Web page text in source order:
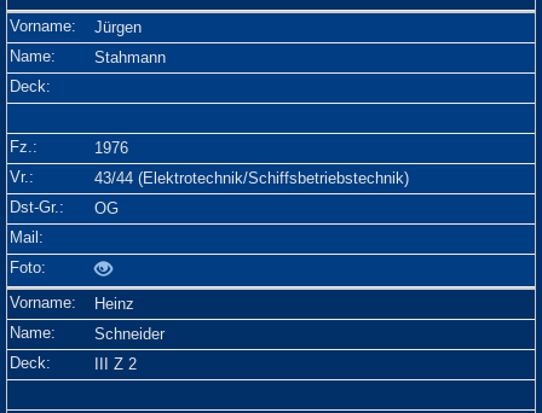
Jürgen
Stahmann
1976
43/44 (Elektrotechnik/Schiffsbetriebstechnik)
OG
Heinz
Schneider
III Z 2